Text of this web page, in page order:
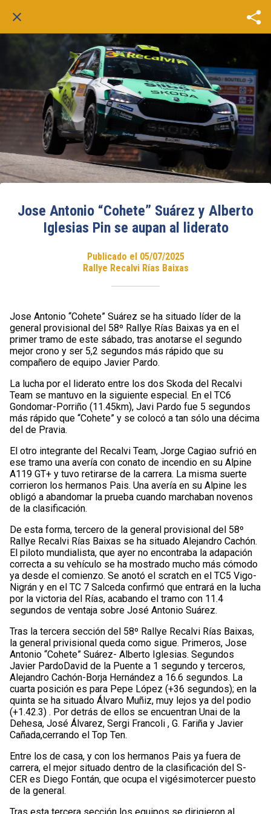
Jose Antonio “Cohete” Suárez y Alberto
Iglesias Pin se aupan al liderato
Publicado el 05/07/2025
Rallye Recalvi Rías Baixas
Jose Antonio “Cohete” Suárez se ha situado líder de la
general provisional del 58º Rallye Rías Baixas ya en el
primer tramo de este sábado, tras anotarse el segundo
mejor crono y ser 5,2 segundos más rápido que su
compañero de equipo Javier Pardo.
La lucha por el liderato entre los dos Skoda del Recalvi
Team se mantuvo en la siguiente especial. En el TC6
Gondomar-Porriño (11.45km), Javi Pardo fue 5 segundos
más rápido que “Cohete” y se colocó a tan sólo una décima
del de Pravia.
El otro integrante del Recalvi Team, Jorge Cagiao sufrió en
ese tramo una avería con conato de incendio en su Alpine
A119 GT+ y tuvo retirarse de la carrera. La misma suerte
corrieron los hermanos Pais. Una avería en su Alpine les
obligó a abandomar la prueba cuando marchaban novenos
de la clasificación.
De esta forma, tercero de la general provisional del 58º
Rallye Recalvi Rías Baixas se ha situado Alejandro Cachón.
El piloto mundialista, que ayer no encontraba la adapación
correcta a su vehículo se ha mostrado mucho más cómodo
ya desde el comienzo. Se anotó el scratch en el TC5 Vigo-
Nigrán y en el TC 7 Salceda confirmó que entrará en la lucha
por la victoria del Rías, acabando el tramo con 11.4
segundos de ventaja sobre José Antonio Suárez.
Tras la tercera sección del 58º Rallye Recalvi Rías Baixas,
la general privisional queda como sigue. Primeros, Jose
Antonio “Cohete” Suárez- Alberto Iglesias. Segundos
Javier PardoDavid de la Puente a 1 segundo y terceros,
Alejandro Cachón-Borja Hernández a 16.6 segundos. La
cuarta posición es para Pepe López (+36 segundos); en la
quinta se ha situado Álvaro Muñiz, muy lejos ya del podio
(+1.42.3) . Por detrás de ellos se encuentran Unai de la
Dehesa, José Álvarez, Sergi Francoli , G. Fariña y Javier
Cañada,cerrando el Top Ten.
Entre los de casa, y con los hermanos Pais ya fuera de
carrera, el mejor situado dentro de la clasificación del S-
CER es Diego Fontán, que ocupa el vigésimotercer puesto
de la general.
Tras esta tercera sección los equipos se dirigieron al